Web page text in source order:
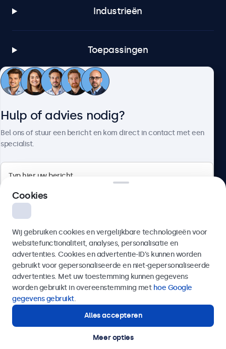
Industrieën
Toepassingen
Klantenservice
Over Beetronics
4.8/5 door 5000+ bedrijven
Nederlands
© 2026 Beetronics
Hulp of advies nodig?
Bel ons of stuur een bericht en kom direct in contact met een
specialist.
Verzenden
Of bel ons op
Hulp of advies nodig?
Direct contact met een specialist.
Cookies
Wij gebruiken cookies en vergelijkbare technologieën voor
websitefunctionaliteit, analyses, personalisatie en
advertenties. Cookies en advertentie-ID’s kunnen worden
gebruikt voor gepersonaliseerde en niet-gepersonaliseerde
advertenties. Met uw toestemming kunnen gegevens
worden gebruikt in overeenstemming met hoe Google
gegevens gebruikt.
Alles accepteren
Meer opties